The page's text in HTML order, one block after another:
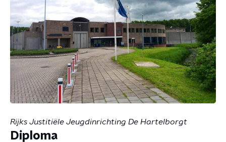
Rijks Justitiële Jeugdinrichting De Hartelborgt
Diploma